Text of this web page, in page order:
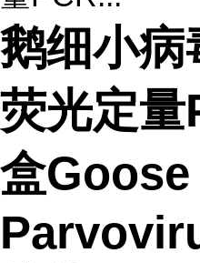
鹅细小病
荧光定量
盒Goose